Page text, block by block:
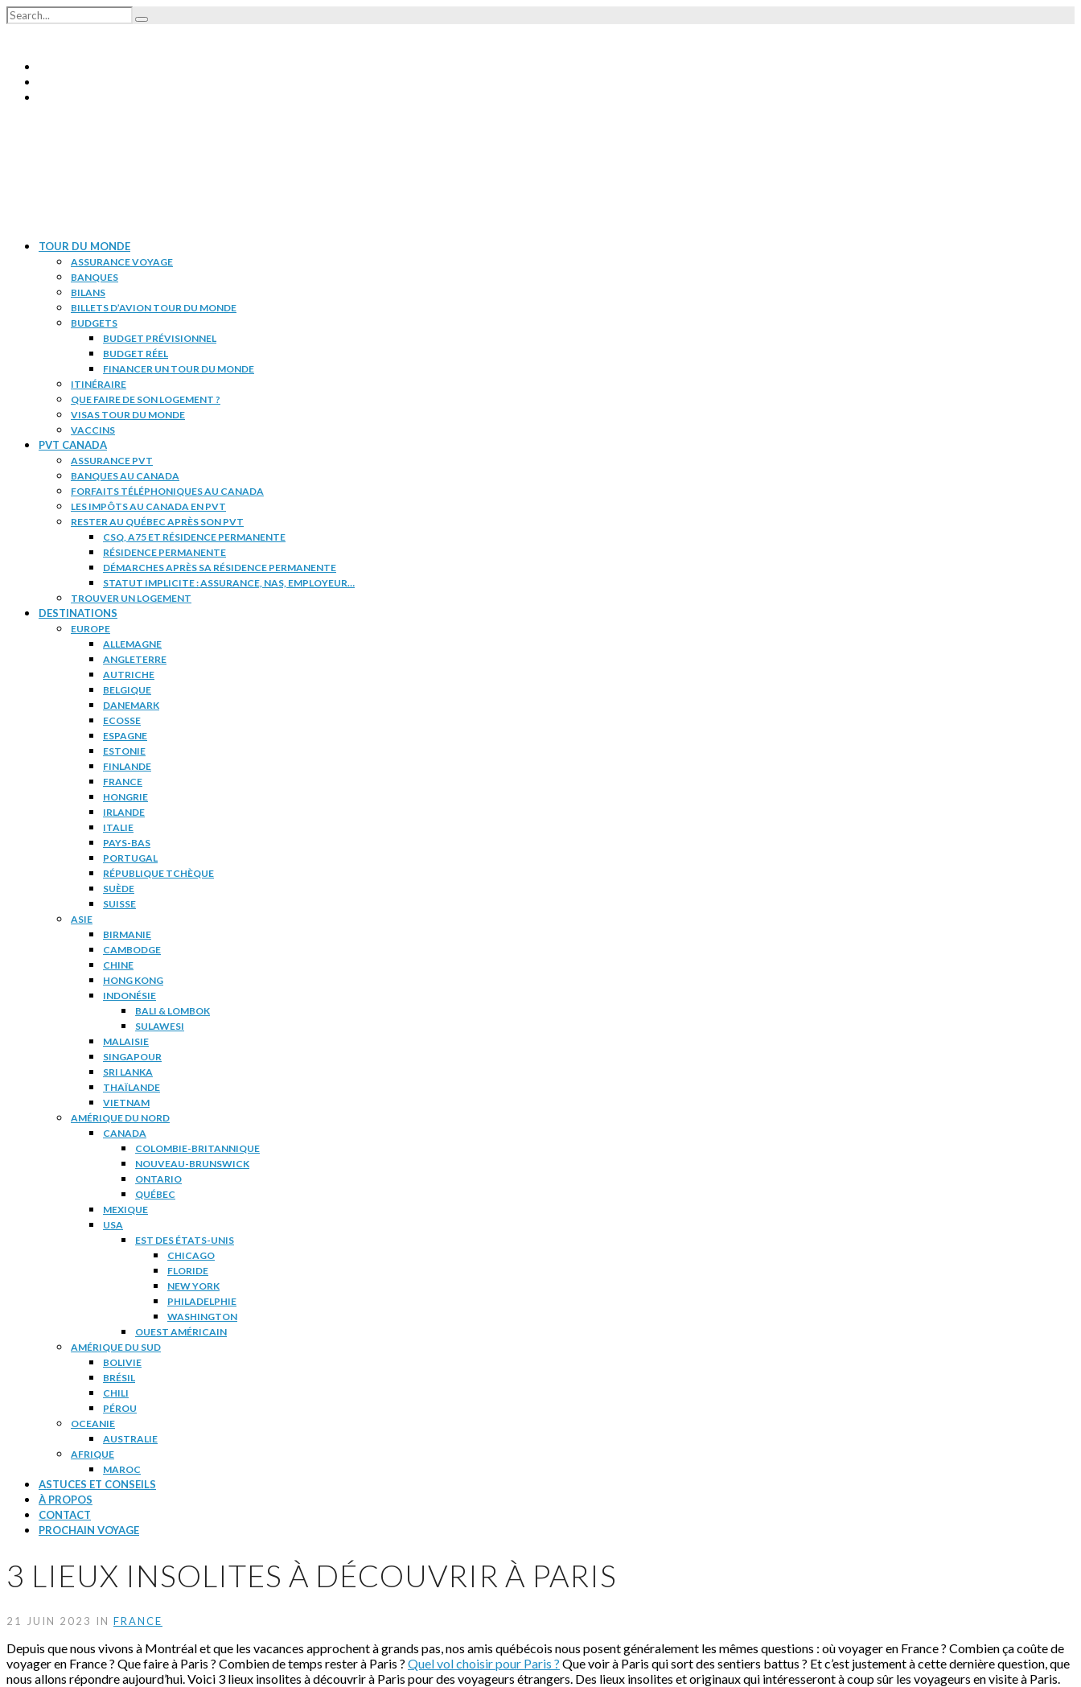
TOUR DU MONDE
ASSURANCE VOYAGE
BANQUES
BILANS
BILLETS D’AVION TOUR DU MONDE
BUDGETS
BUDGET PRÉVISIONNEL
BUDGET RÉEL
FINANCER UN TOUR DU MONDE
ITINÉRAIRE
QUE FAIRE DE SON LOGEMENT ?
VISAS TOUR DU MONDE
VACCINS
PVT CANADA
ASSURANCE PVT
BANQUES AU CANADA
FORFAITS TÉLÉPHONIQUES AU CANADA
LES IMPÔTS AU CANADA EN PVT
RESTER AU QUÉBEC APRÈS SON PVT
CSQ, A75 ET RÉSIDENCE PERMANENTE
RÉSIDENCE PERMANENTE
DÉMARCHES APRÈS SA RÉSIDENCE PERMANENTE
STATUT IMPLICITE : ASSURANCE, NAS, EMPLOYEUR…
TROUVER UN LOGEMENT
DESTINATIONS
EUROPE
ALLEMAGNE
ANGLETERRE
AUTRICHE
BELGIQUE
DANEMARK
ECOSSE
ESPAGNE
ESTONIE
FINLANDE
FRANCE
HONGRIE
IRLANDE
ITALIE
PAYS-BAS
PORTUGAL
RÉPUBLIQUE TCHÈQUE
SUÈDE
SUISSE
ASIE
BIRMANIE
CAMBODGE
CHINE
HONG KONG
INDONÉSIE
BALI & LOMBOK
SULAWESI
MALAISIE
SINGAPOUR
SRI LANKA
THAÏLANDE
VIETNAM
AMÉRIQUE DU NORD
CANADA
COLOMBIE-BRITANNIQUE
NOUVEAU-BRUNSWICK
ONTARIO
QUÉBEC
MEXIQUE
USA
EST DES ÉTATS-UNIS
CHICAGO
FLORIDE
NEW YORK
PHILADELPHIE
WASHINGTON
OUEST AMÉRICAIN
AMÉRIQUE DU SUD
BOLIVIE
BRÉSIL
CHILI
PÉROU
OCEANIE
AUSTRALIE
AFRIQUE
MAROC
ASTUCES ET CONSEILS
À PROPOS
CONTACT
PROCHAIN VOYAGE
3 LIEUX INSOLITES À DÉCOUVRIR À PARIS
21 JUIN 2023 IN FRANCE
Depuis que nous vivons à Montréal et que les vacances approchent à grands pas, nos amis québécois nous posent généralement les mêmes questions : où voyager en France ? Combien ça coûte de
voyager en France ? Que faire à Paris ? Combien de temps rester à Paris ? Quel vol choisir pour Paris ? Que voir à Paris qui sort des sentiers battus ? Et c’est justement à cette dernière question, que
nous allons répondre aujourd’hui. Voici 3 lieux insolites à découvrir à Paris pour des voyageurs étrangers. Des lieux insolites et originaux qui intéresseront à coup sûr les voyageurs en visite à Paris.